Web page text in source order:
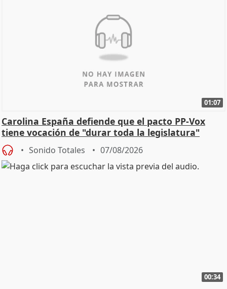
01:07
Carolina España defiende que el pacto PP-Vox
tiene vocación de "durar toda la legislatura"
Sonido Totales 07/08/2026
00:34